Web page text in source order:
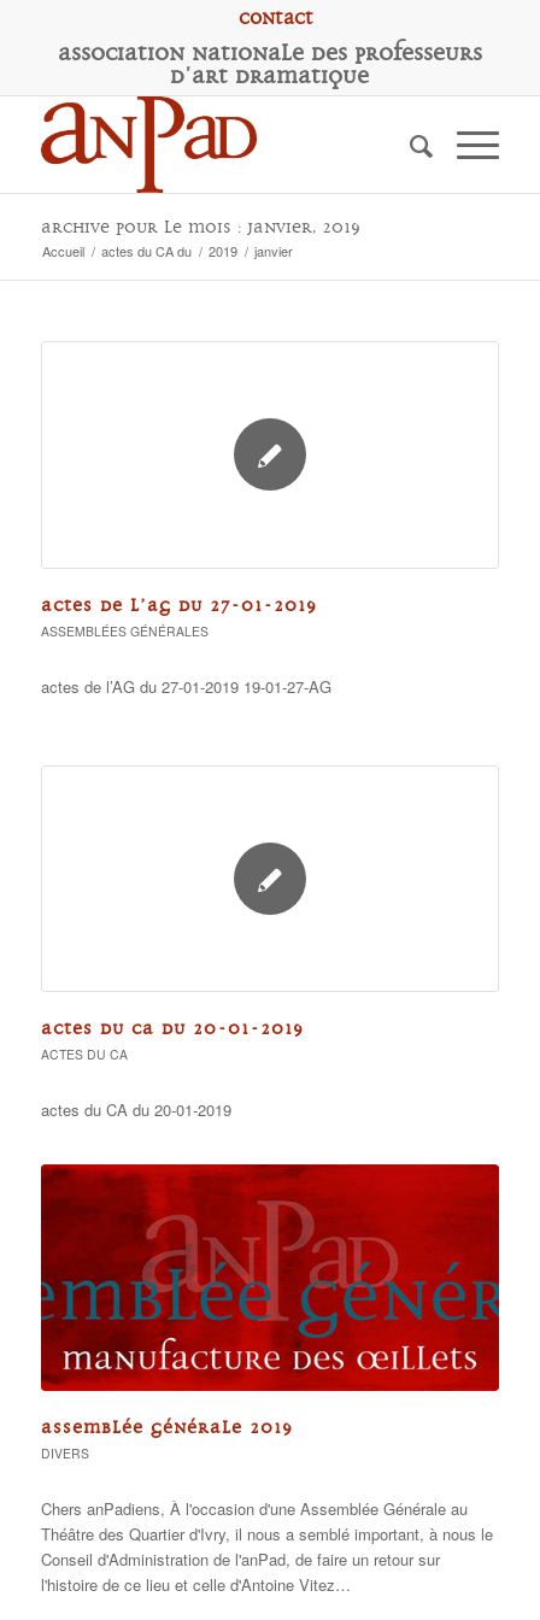
Contact
Association Nationale des Professeurs
d'Art Dramatique
Archive pour le mois : janvier, 2019
Accueil / actes du CA du / 2019 / janvier
ACTES DE L’AG DU 27-01-2019
ASSEMBLÉES GÉNÉRALES
actes de l’AG du 27-01-2019 19-01-27-AG
ACTES DU CA DU 20-01-2019
ACTES DU CA
actes du CA du 20-01-2019
ASSEMBLÉE GÉNÉRALE 2019
DIVERS
Chers anPadiens, À l'occasion d'une Assemblée Générale au
Théâtre des Quartier d'Ivry, il nous a semblé important, à nous le
Conseil d'Administration de l'anPad, de faire un retour sur
l'histoire de ce lieu et celle d'Antoine Vitez…